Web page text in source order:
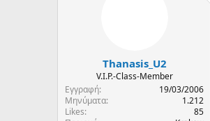
Thanasis_U2
V.I.P.-Class-Member
Εγγραφή
19/03/2006
Μηνύματα
1.212
Likes
85